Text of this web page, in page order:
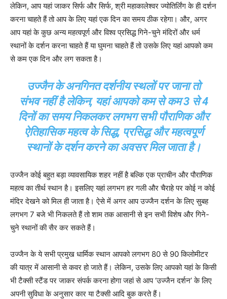
लेकिन, आप यहां जाकर सिर्फ और सिर्फ, श्री महाकालेश्वर ज्योतिर्लिंग के ही दर्शन
करना चाहते हैं तो आप के लिए यहां एक दिन का समय ठीक रहेगा। और, अगर
आप यहां के कुछ अन्य महत्वपूर्ण और विश्व प्रसिद्ध गिने-चुने मंदिरों और धर्म
स्थानों के दर्शन करना चाहते हैं या घुमना चाहते हैं तो उसके लिए यहां आपको कम
से कम एक दिन और लग सकता है।
उज्जैन के अनगिनत दर्शनीय स्थलों पर जाना तो
संभव नहीं है लेकिन, यहां आपको कम से कम 3 से 4
दिनों का समय निकलकर लगभग सभी पौराणिक और
ऐतिहासिक महत्व के सिद्ध, प्रसिद्ध और महत्वपूर्ण
स्थानों के दर्शन करने का अवसर मिल जाता है।
उज्जैन कोई बहुत बड़ा व्यावसायिक शहर नहीं है बल्कि एक प्राचीन और पौराणिक
महत्व का तीर्थ स्थान है। इसलिए यहां लगभग हर गली और चैराहे पर कोई न कोई
मंदिर देखने को मिल ही जाता है। ऐसे में अगर आप उज्जैन दर्शन के लिए सुबह
लगभग 7 बजे भी निकलते हैं तो शाम तक आसानी से इन सभी विशेष और गिने-
चुने स्थानों की सैर कर सकते हैं।
उज्जैन के ये सभी प्रमुख धार्मिक स्थान आपको लगभग 80 से 90 किलोमीटर
की यात्र में आसानी से कवर हो जाते हैं। लेकिन, उसके लिए आपको यहां के किसी
भी टैक्सी स्टैंड पर जाकर संपर्क करना होगा जहां से आप ‘उज्जैन दर्शन’ के लिए
अपनी सुविधा के अनुसार कार या टैक्सी आदि बुक करते हैं।